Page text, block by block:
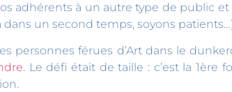
adhérents à un autre type de public
un second temps, soyons
personnes férues d’Art dans le
Le défi était de taille : c’est la 1ère